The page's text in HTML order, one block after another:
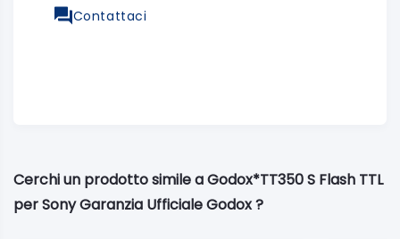
Contattaci
Cerchi un prodotto simile a Godox*TT350 S Flash TTL
per Sony Garanzia Ufficiale Godox ?